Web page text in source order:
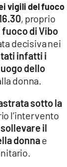
vigili del fuoco
, proprio
di Vibo
decisiva nei
infatti i
dello
donna.
sotto la
l’intervento
il
donnae